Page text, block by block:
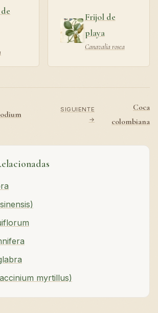
Frijol de
playa
Canavalia rosea
SIGUIENTE
→
Coca
colombiana
myrtillus)